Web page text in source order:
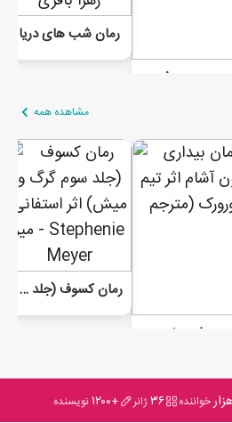
رمان شب های دریا
مشاهده همه
رمان کسوف (جلد سوم گرگ و میش)
خواننده ۳۶ژانر +۱۲۰۰ نویسنده